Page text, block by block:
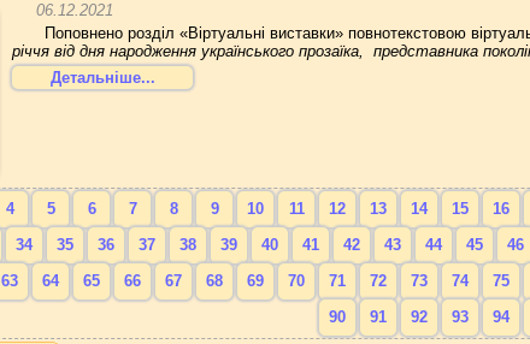
06.12.2021
Поповнено розділ «Віртуальні виставки» повнотекстовою
річчя від дня народження українського прозаїка,
представника
Детальніше...
4 5 6 7 8 9 10 11 12 13 14 15 16
34 35 36 37 38 39 40 41 42 43 44 45 46
63 64 65 66 67 68 69 70 71 72 73 74 75
90
91 92 93 94